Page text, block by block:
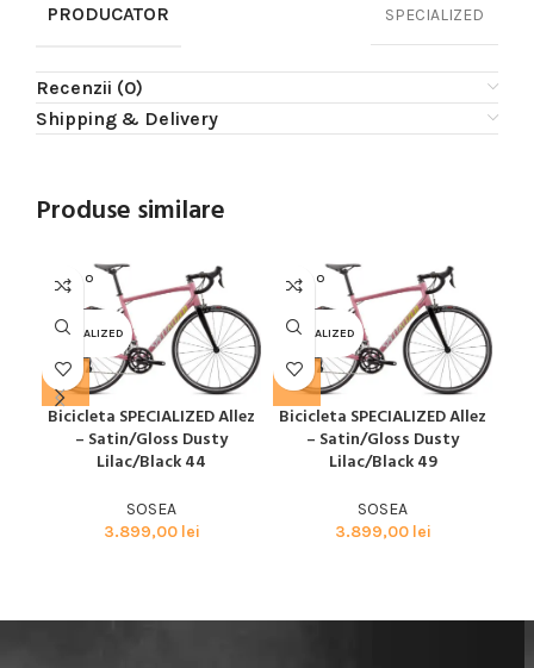
PRODUCATOR
SPECIALIZED
Recenzii (0)
Shipping & Delivery
Produse similare
SOLD O
UT
SPECIALIZED
Bicicleta SPECIALIZED Allez
– Satin/Gloss Dusty
Lilac/Black 44
SOSEA
3.899,00 lei
SOLD O
UT
SPECIALIZED
Bicicleta SPECIALIZED Allez
– Satin/Gloss Dusty
Lilac/Black 49
SOSEA
3.899,00 lei